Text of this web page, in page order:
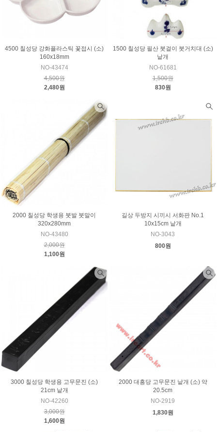
4500 칠성당 강화플라스틱 꽃접시 (소)
160x18mm
NO-43474
4,500원
2,480원
1500 칠성당 필산 붓걸이 붓거치대 (소)
낱개
NO-61681
1,500원
830원
2000 칠성당 학생용 붓발 붓말이
320x280mm
NO-43480
2,000원
1,100원
길상 두방지 시끼시 서화판 No.1
10x15cm 낱개
NO-3043
800원
3000 칠성당 학생용 고무문진 (소)
21cm 낱개
NO-42260
3,000원
1,600원
2000 대흥당 고무문진 낱개 (소) 약
20.5cm
NO-2919
1,830원